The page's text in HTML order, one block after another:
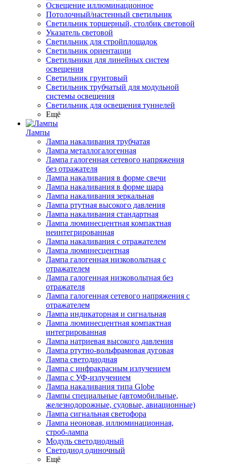
Освещение иллюминационное
Потолочный/настенный светильник
Светильник торшерный, столбик световой
Указатель световой
Светильник для стройплощадок
Светильник ориентации
Светильники для линейных систем
освещения
Светильник грунтовый
Светильник трубчатый для модульной
системы освещения
Светильник для освещения туннелей
Ещё
Лампы
Лампа накаливания трубчатая
Лампа металлогалогенная
Лампа галогенная сетевого напряжения
без отражателя
Лампа накаливания в форме свечи
Лампа накаливания в форме шара
Лампа накаливания зеркальная
Лампа ртутная высокого давления
Лампа накаливания стандартная
Лампа люминесцентная компактная
неинтегрированная
Лампа накаливания с отражателем
Лампа люминесцентная
Лампа галогенная низковольтная с
отражателем
Лампа галогенная низковольтная без
отражателя
Лампа галогенная сетевого напряжения с
отражателем
Лампа индикаторная и сигнальная
Лампа люминесцентная компактная
интегрированная
Лампа натриевая высокого давления
Лампа ртутно-вольфрамовая дуговая
Лампа светодиодная
Лампа с инфракрасным излучением
Лампа с УФ-излучением
Лампа накаливания типа Globe
Лампы специальные (автомобильные,
железнодорожные, судовые, авиационные)
Лампа сигнальная светофора
Лампа неоновая, иллюминационная,
строб-лампа
Модуль светодиодный
Светодиод одиночный
Ещё